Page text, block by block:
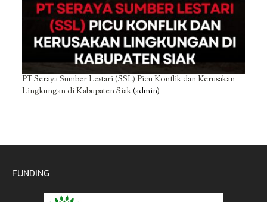
PT Seraya Sumber Lestari (SSL) Picu Konflik dan Kerusakan
Lingkungan di Kabupaten Siak(admin)
FUNDING